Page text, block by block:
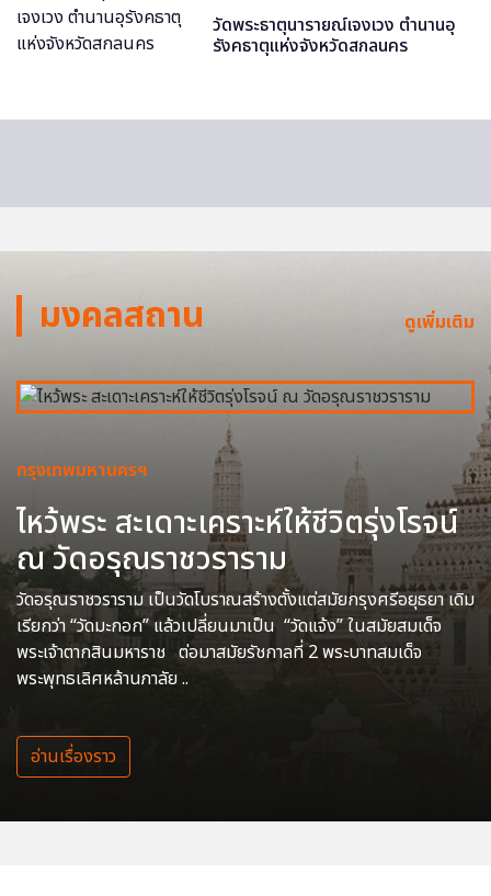
วัดพระธาตุนารายณ์เจงเวง ตำนานอุ
รังคธาตุแห่งจังหวัดสกลนคร
มงคลสถาน ดูเพิ่มเติม
กรุงเทพมหานครฯ
ไหว้พระ สะเดาะเคราะห์ให้ชีวิตรุ่งโรจน์
ณ วัดอรุณราชวราราม
วัดอรุณราชวราราม เป็นวัดโบราณสร้างตั้งแต่สมัยกรุงศรีอยุธยา เดิม
เรียกว่า “วัดมะกอก” แล้วเปลี่ยนมาเป็น “วัดแจ้ง” ในสมัยสมเด็จ
พระเจ้าตากสินมหาราช ต่อมาสมัยรัชกาลที่ 2 พระบาทสมเด็จ
พระพุทธเลิศหล้านภาลัย ..
อ่านเรื่องราว